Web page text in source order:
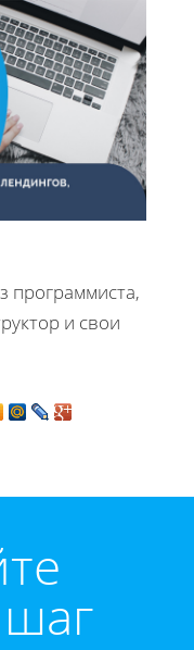
программиста,
и свои